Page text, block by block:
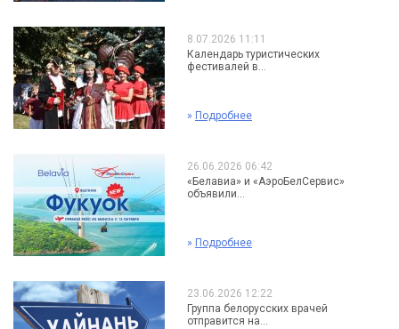
8.07.2026 11:11
Календарь туристических
фестивалей в...
» Подробнее
26.06.2026 06:42
«Белавиа» и «АэроБелСервис»
объявили...
» Подробнее
23.06.2026 12:22
Группа белорусских врачей
отправится на...